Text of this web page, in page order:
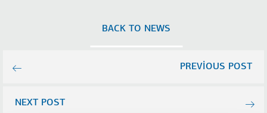
PREVIOUS POST
BACK TO NEWS
NEXT POST